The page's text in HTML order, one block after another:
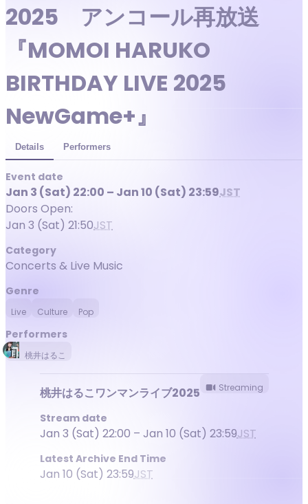
2025 アンコール再放送
『MOMOI HARUKO
BIRTHDAY LIVE 2025
NewGame+』
Details Performers
Event date
Jan 3 (Sat) 22:00 – Jan 10 (Sat) 23:59JST
Doors Open:
Jan 3 (Sat) 21:50JST
Category
Concerts & Live Music
Genre
Live Culture Pop
Performers
桃井はるこ
桃井はるこワンマンライブ2025 Streaming
Stream date
Jan 3 (Sat) 22:00 – Jan 10 (Sat) 23:59JST
Latest Archive End Time
Jan 10 (Sat) 23:59JST